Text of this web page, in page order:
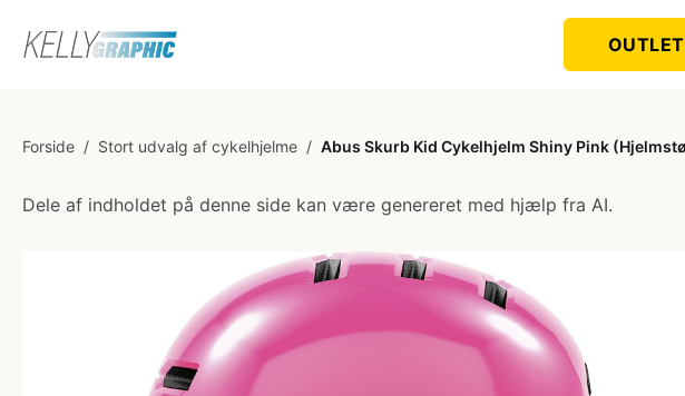
OUTLET
Forside / Stort udvalg af cykelhjelme / Abus Skurb Kid Cykelhjelm Shiny Pink
Dele af indholdet på denne side kan være genereret med hjælp fra AI.